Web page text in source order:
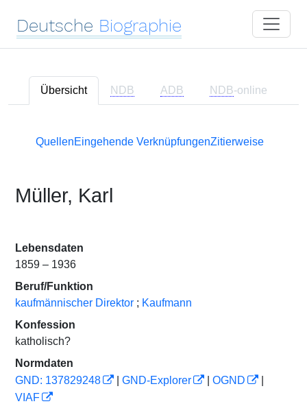
Deutsche Biographie
Übersicht NDB ADB NDB-online
QuellenEingehende VerknüpfungenZitierweise
Müller, Karl
Lebensdaten
1859 – 1936
Beruf/Funktion
kaufmännischer Direktor ; Kaufmann
Konfession
katholisch?
Normdaten
GND: 137829248
GND-Explorer OGND
VIAF